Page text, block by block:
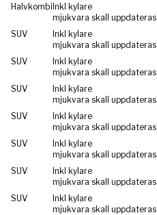
HalvkombiInkl kylare
mjukvara skall uppdateras
SUV
Inkl kylare
mjukvara skall uppdateras
SUV
Inkl kylare
mjukvara skall uppdateras
SUV
Inkl kylare
mjukvara skall uppdateras
SUV
Inkl kylare
mjukvara skall uppdateras
SUV
Inkl kylare
mjukvara skall uppdateras
SUV
Inkl kylare
mjukvara skall uppdateras
SUV
Inkl kylare
mjukvara skall uppdateras